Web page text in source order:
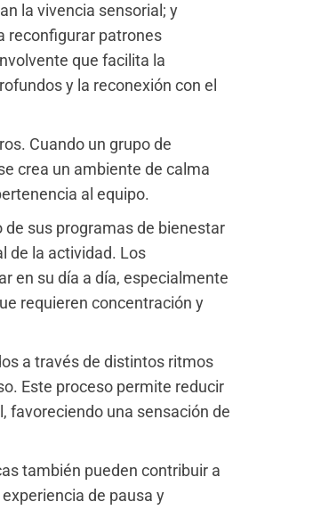
la vivencia sensorial; y
reconfigurar patrones
que facilita la
y la reconexión con el
Cuando un grupo de
crea un ambiente de calma
al equipo.
sus programas de bienestar
de la actividad. Los
en su día a día, especialmente
requieren concentración y
a través de distintos ritmos
Este proceso permite reducir
favoreciendo una sensación de
también pueden contribuir a
de pausa y